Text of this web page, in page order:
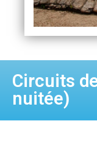
Circuits
nuitée)